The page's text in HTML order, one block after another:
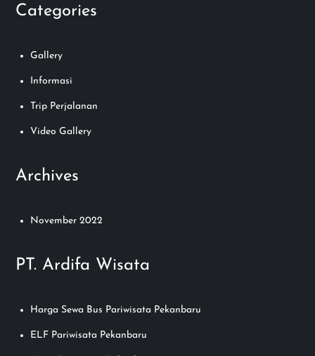
Categories
Gallery
Informasi
Trip Perjalanan
Video Gallery
Archives
November 2022
PT. Ardifa Wisata
Harga Sewa Bus Pariwisata Pekanbaru
ELF Pariwisata Pekanbaru